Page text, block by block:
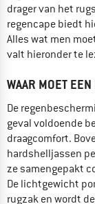
drager van het
regencape biedt
Alles wat men
valt hieronder te
WAAR MOET
De
geval voldoende
draagcomfort.
hardshelljassen
ze samengepakt
De lichtgewicht
rugzak en wordt